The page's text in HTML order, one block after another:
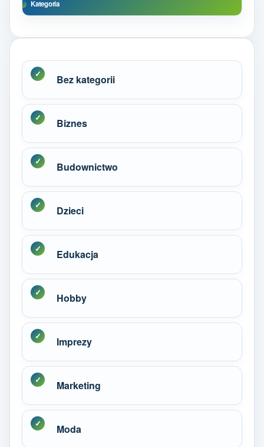
Kategoria
Bez kategorii
Biznes
Budownictwo
Dzieci
Edukacja
Hobby
Imprezy
Marketing
Moda